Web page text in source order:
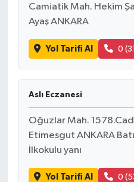
Camiatik Mah. Hekim
Ayaş ANKARA
Yol Tarifi Al 0
Aslı Eczanesi
Oğuzlar Mah.
Etimesgut ANKARA
İlkokulu yanı
Yol Tarifi Al 0